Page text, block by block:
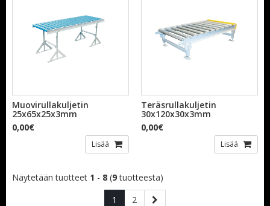
Muovirullakuljetin
25x65x25x3mm
0,00€
Lisää
Teräsrullakuljetin
30x120x30x3mm
0,00€
Lisää
Näytetään tuotteet 1 - 8 (9tuotteesta)
1
2